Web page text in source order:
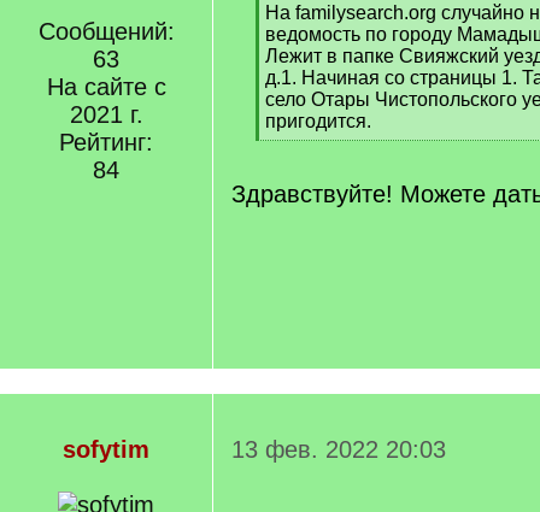
Сообщений:
63
На сайте с
2021 г.
Рейтинг:
84
[
q
]
На familysearch.org случайно
ведомость по городу
Лежит в папке Свияжский
д.1. Начиная со страницы 1.
село Отары Чистопольского
пригодится.
[
q
]
Здравствуйте! Можете
sofytim 13 фев. 2022 20:03